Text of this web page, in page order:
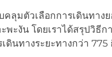
ลุมตัวเลือกการเดินทาง
ะพะงัน โดยเราได้สรุปวิธี
ดินทางระยะทางกว่า